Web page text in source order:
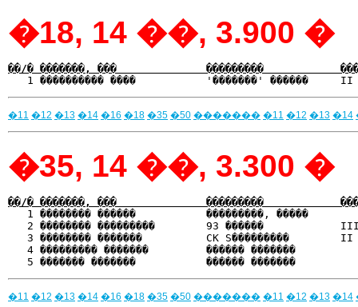
�18, 14 ��, 3.900 �
��/� �������, ���              ���������            ����
�11 �12 �13 �14 �16 �18 �35 �50 ������� �11 �12 �13 �14
�35, 14 ��, 3.300 �
��/� �������, ���              ���������            ����
1 �������� ������           ���������, �����
2 �������� ���������        93 ������
3 �������� �������          CK S���������
4 ��������� �������         ������ �������
�11 �12 �13 �14 �16 �18 �35 �50 ������� �11 �12 �13 �14